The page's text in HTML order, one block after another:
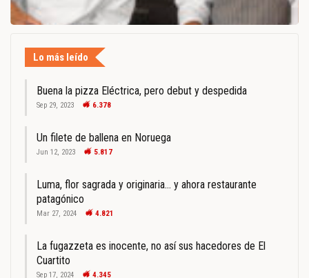
Lo más leído
Buena la pizza Eléctrica, pero debut y despedida
Sep 29, 2023 6.378
Un filete de ballena en Noruega
Jun 12, 2023 5.817
Luma, flor sagrada y originaria… y ahora restaurante
patagónico
Mar 27, 2024 4.821
La fugazzeta es inocente, no así sus hacedores de El
Cuartito
Sep 17, 2024 4.345